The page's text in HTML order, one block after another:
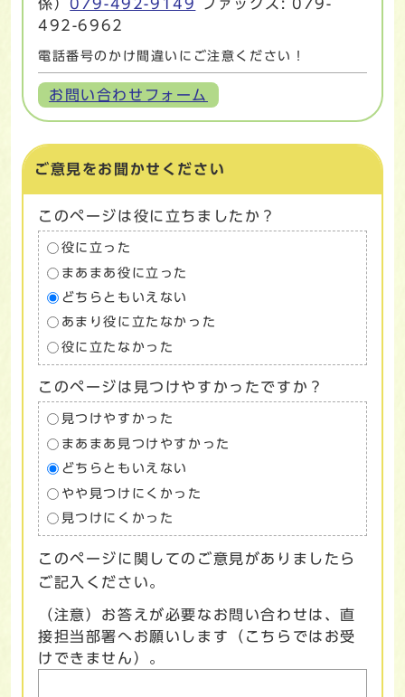
係） 079-492-9149
ファックス: 079-
492-6962
電話番号のかけ間違いにご注意ください！
お問い合わせフォーム
ご意見をお聞かせください
このページは役に立ちましたか？
役に立った
まあまあ役に立った
どちらともいえない
あまり役に立たなかった
役に立たなかった
このページは見つけやすかったですか？
見つけやすかった
まあまあ見つけやすかった
どちらともいえない
やや見つけにくかった
見つけにくかった
このページに関してのご意見がありましたら
ご記入ください。
（注意）お答えが必要なお問い合わせは、直
接担当部署へお願いします（こちらではお受
けできません）。